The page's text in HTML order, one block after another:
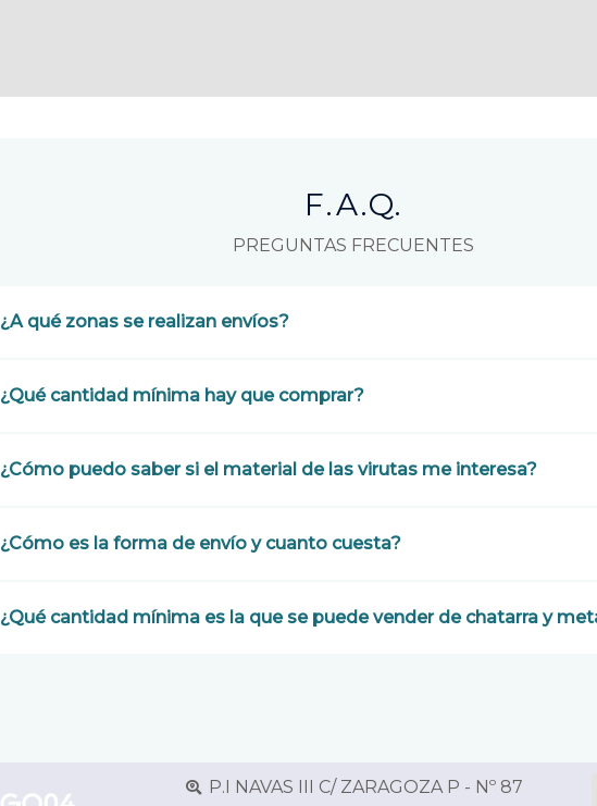
F.A.Q.
PREGUNTAS FRECUENTES
¿A qué zonas se realizan envíos?
¿Qué cantidad mínima hay que comprar?
¿Cómo puedo saber si el material de las virutas me interesa?
¿Cómo es la forma de envío y cuanto cuesta?
¿Qué cantidad mínima es la que se puede vender de chatarra y
P.I NAVAS III C/ ZARAGOZA P - Nº 87